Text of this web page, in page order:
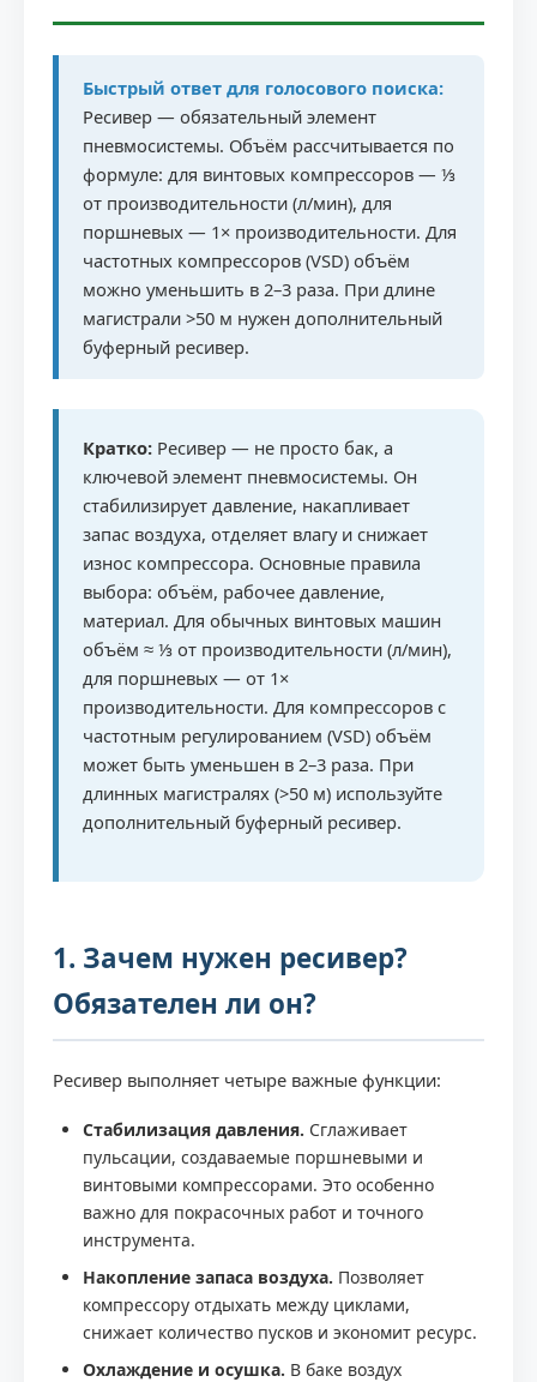
Быстрый ответ для голосового поиска:
Ресивер — обязательный элемент
пневмосистемы. Объём рассчитывается по
формуле: для винтовых компрессоров — ⅓
от производительности (л/мин), для
поршневых — 1× производительности. Для
частотных компрессоров (VSD) объём
можно уменьшить в 2–3 раза. При длине
магистрали >50 м нужен дополнительный
буферный ресивер.
Кратко: Ресивер — не просто бак, а
ключевой элемент пневмосистемы. Он
стабилизирует давление, накапливает
запас воздуха, отделяет влагу и снижает
износ компрессора. Основные правила
выбора: объём, рабочее давление,
материал. Для обычных винтовых машин
объём ≈ ⅓ от производительности (л/мин),
для поршневых — от 1×
производительности. Для компрессоров с
частотным регулированием (VSD) объём
может быть уменьшен в 2–3 раза. При
длинных магистралях (>50 м) используйте
дополнительный буферный ресивер.
1. Зачем нужен ресивер?
Обязателен ли он?
Ресивер выполняет четыре важные функции:
Стабилизация давления. Сглаживает
пульсации, создаваемые поршневыми и
винтовыми компрессорами. Это особенно
важно для покрасочных работ и точного
инструмента.
Накопление запаса воздуха. Позволяет
компрессору отдыхать между циклами,
снижает количество пусков и экономит ресурс.
Охлаждение и осушка. В баке воздух